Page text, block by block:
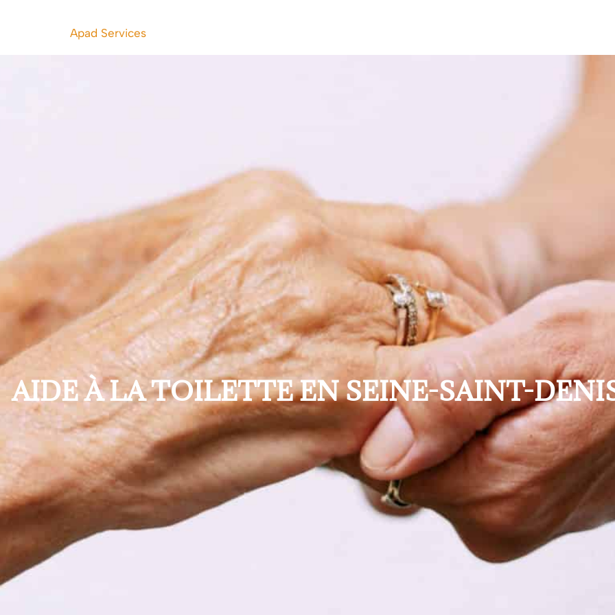
Apad Services
AIDE À LA TOILETTE EN SEINE-SAINT-